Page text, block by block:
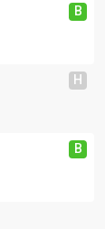
В
Н
В